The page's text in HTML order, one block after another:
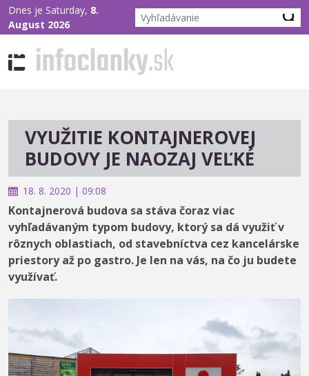
Dnes je Saturday, 8.
August 2026
VYUŽITIE KONTAJNEROVEJ
BUDOVY JE NAOZAJ VEĽKÉ
18. 8. 2020 | 09:08
Kontajnerová budova sa stáva čoraz viac
vyhľadávaným typom budovy, ktorý sa dá využiť v
rôznych oblastiach, od stavebníctva cez kancelárske
priestory až po gastro. Je len na vás, na čo ju budete
využívať.